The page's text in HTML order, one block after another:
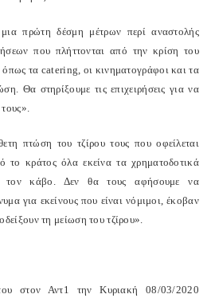
πρώτη δέσμη μέτρων περί αναστολής
που πλήττονται από την κρίση του
τα catering, οι κινηματογράφοι και τα
Θα στηρίξουμε τις επιχειρήσεις για να
πτώση του τζίρου τους που οφείλεται
το κράτος όλα εκείνα τα χρηματοδοτικά
τον κάβο. Δεν θα τους αφήσουμε να
για εκείνους που είναι νόμιμοι, έκοβαν
τη μείωση του τζίρου».
στον Αντ1 την Κυριακή 08/03/2020